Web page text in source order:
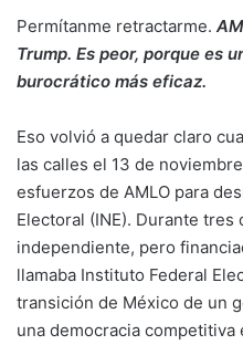
Permítanme retractarme.
Trump. Es peor, porque es
burocrático más eficaz.
Eso volvió a quedar claro
las calles el 13 de
esfuerzos de AMLO para
Electoral (INE). Durante tres
independiente, pero
llamaba Instituto Federal
transición de México de un
una democracia